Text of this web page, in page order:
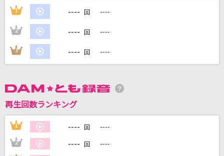
DAMの新曲・ランキングなど
DAMに会員登録・ログインして
カラオケをもっと楽しもう！
自宅でカラオケ歌い放題！
1 ---- 回 ----
2 ---- 回 ----
3 ---- 回 ----
再生回数ランキング
1 ---- 回 ----
2 ---- 回 ----